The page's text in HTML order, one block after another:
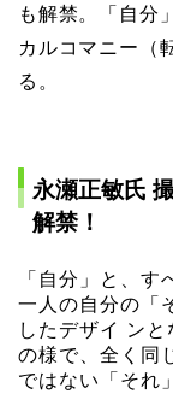
も解禁。「自分
カルコマニー（
る。
永瀬正敏氏
解禁！
「自分」と、す
一人の自分の「
したデザイ ン
の様で、全く同
ではない「それ